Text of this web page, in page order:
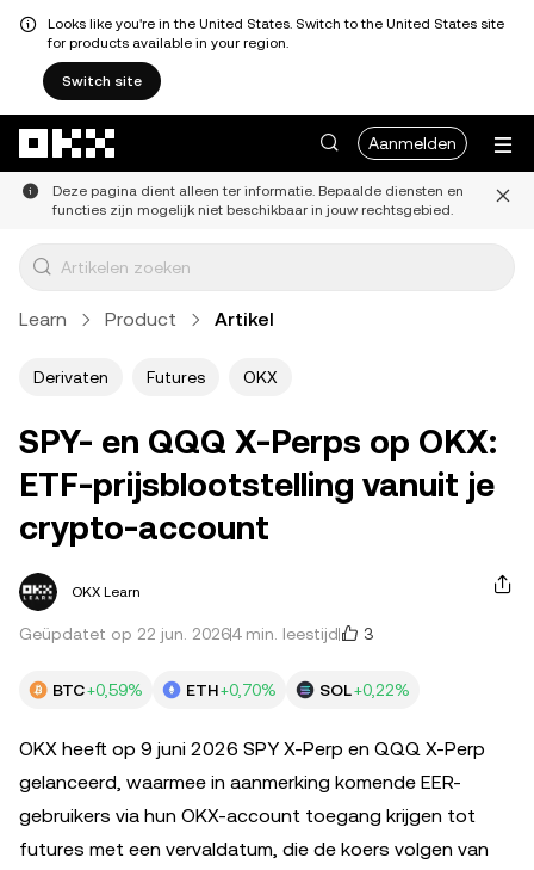
Looks like you're in the United States. Switch to the United States site
for products available in your region.
Switch site
Aanmelden
Deze pagina dient alleen ter informatie. Bepaalde diensten en
functies zijn mogelijk niet beschikbaar in jouw rechtsgebied.
Learn Product Artikel
Derivaten Futures OKX
SPY- en QQQ X-Perps op OKX:
ETF-prijsblootstelling vanuit je
crypto-account
OKX Learn
Geüpdatet op 22 jun. 20264 min. leestijd 3
BTC+0,59% ETH+0,70% SOL+0,22%
OKX heeft op 9 juni 2026 SPY X-Perp en QQQ X-Perp
gelanceerd, waarmee in aanmerking komende EER-
gebruikers via hun OKX-account toegang krijgen tot
futures met een vervaldatum, die de koers volgen van